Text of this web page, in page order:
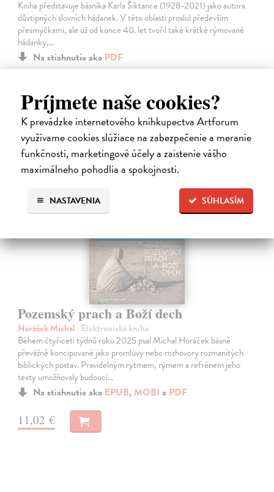
Príjmete naše cookies?
K prevádzke internetového kníhkupectva Artforum
využívame cookies slúžiace na zabezpečenie a meranie
funkčnosti, marketingové účely a zaistenie vášho
maximálneho pohodlia a spokojnosti.
SÚHLASÍM
NASTAVENIA
Kniha představuje básníka Karla Šiktance (1928-2021) jako autora
důvtipných slovních hádanek. V této oblasti proslul především
přesmyčkami, ale už od konce 40. let tvořil také krátké rýmované
hádanky,…
Na stiahnutie ako PDF
Pozemský prach a Boží dech
Horáček Michal | Elektronická kniha
Během čtyřiceti týdnů roku 2025 psal Michal Horáček básně
převážně koncipované jako promluvy nebo rozhovory rozmanitých
biblických postav. Pravidelným rytmem, rýmem a refrénem jeho
texty umožňovaly budoucí…
Na stiahnutie ako EPUB, MOBI a PDF
11,02 €